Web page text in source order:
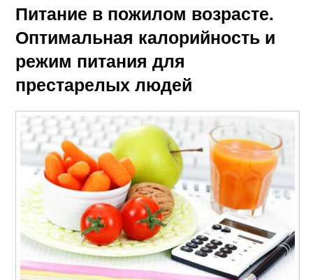
Пожилой возраст Пожилые люди
Дни для пожилого
человека
Зрелые люди
Питание для пожилых
людей
Правильное питание
Питание в пожилом возрасте.
Оптимальная калорийность и
режим питания для
престарелых людей